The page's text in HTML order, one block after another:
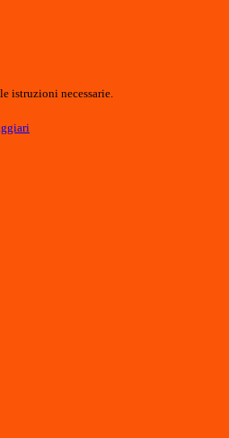
istruzioni necessarie.